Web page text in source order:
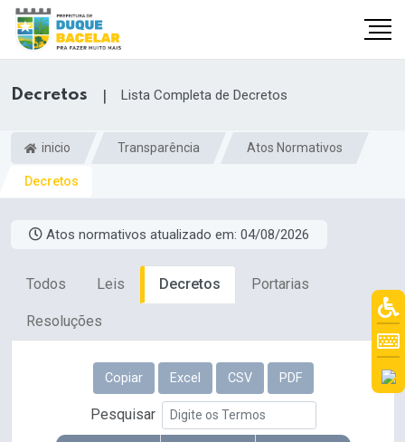
Decretos | Lista Completa de Decretos
inicio Transparência Atos Normativos
Decretos
Atos normativos atualizado em: 04/08/2026
Todos Leis Decretos Portarias
Resoluções
Copiar Excel CSV PDF
Pesquisar